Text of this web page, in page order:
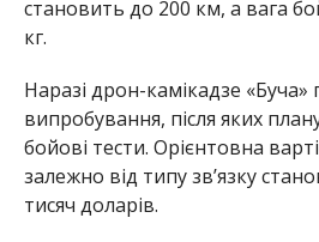
становить до 200 км, а вага
кг.
Наразі дрон-камікадзе
випробування, після яких
бойові тести. Орієнтовна
залежно від типу зв’язку
тисяч доларів.